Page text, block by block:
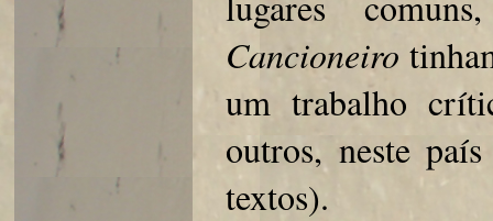
Cancioneiro
um trabalho
outros, neste
textos).